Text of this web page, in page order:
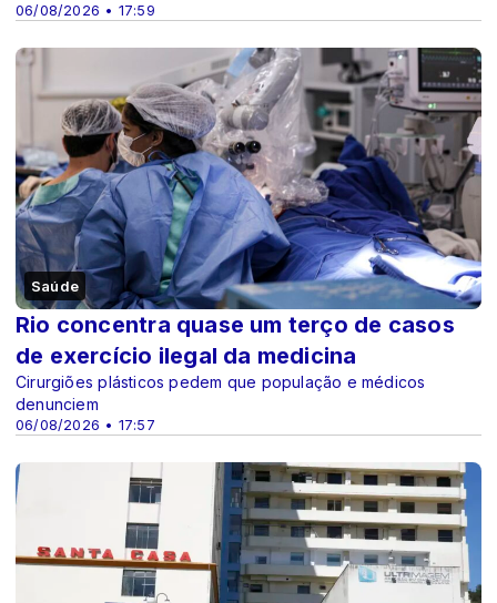
06/08/2026 • 17:59
Saúde
06/08/2026 • 17:57
Rio concentra quase um terço de casos
de exercício ilegal da medicina
Cirurgiões plásticos pedem que população e médicos
denunciem